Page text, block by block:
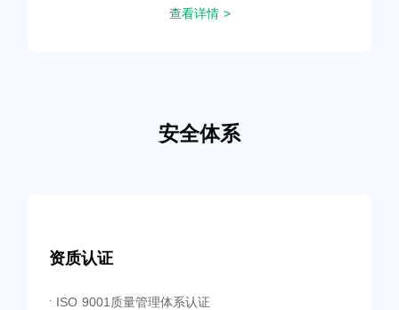
查看详情 >
安全体系
资质认证
· ISO 9001质量管理体系认证